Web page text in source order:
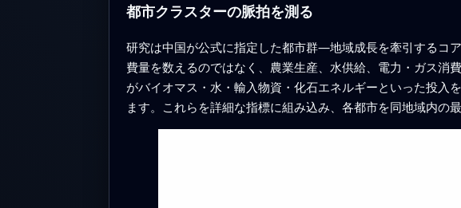
都市クラスターの脈拍を測る
研究は中国が公式に指定した都市群—地域成長を牽引するコ
費量を数えるのではなく、農業生産、水供給、電力・ガス消
がバイオマス・水・輸入物資・化石エネルギーといった投入
ます。これらを詳細な指標に組み込み、各都市を同地域内の